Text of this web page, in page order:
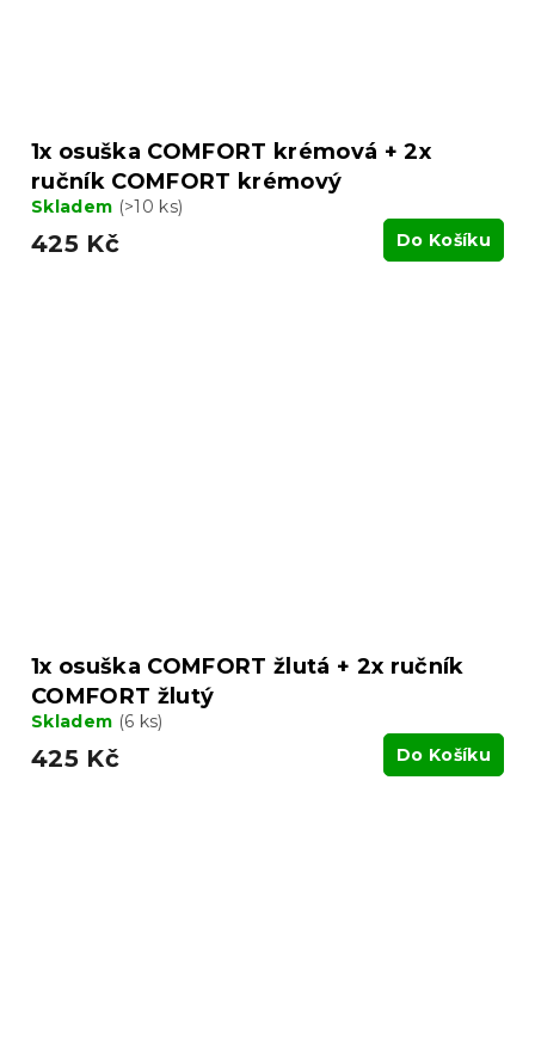
1x osuška COMFORT krémová + 2x
ručník COMFORT krémový
Skladem (>10 ks)
425 Kč Do Košíku
1x osuška COMFORT žlutá + 2x ručník
COMFORT žlutý
Skladem (6 ks)
425 Kč Do Košíku